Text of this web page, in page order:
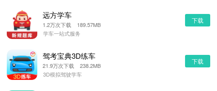
远方学车
1.2万次下载 189.57MB
学车一站式服务
下载
驾考宝典3D练车
21.9万次下载 238.2MB
3D模拟驾驶学车
下载